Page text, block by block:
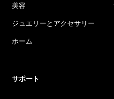
美容
ジュエリーとアクセサリー
ホーム
サポート